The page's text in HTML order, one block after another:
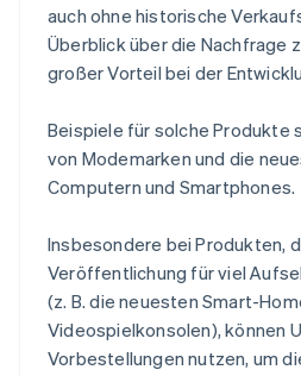
auch ohne historische
Überblick über die Nachfrage
großer Vorteil bei der
Beispiele für solche Produkte
von Modemarken und die
Computern und Smartphones.
Insbesondere bei Produkten,
Veröffentlichung für viel
(z. B. die neuesten Smart-
Videospielkonsolen), können
Vorbestellungen nutzen, um